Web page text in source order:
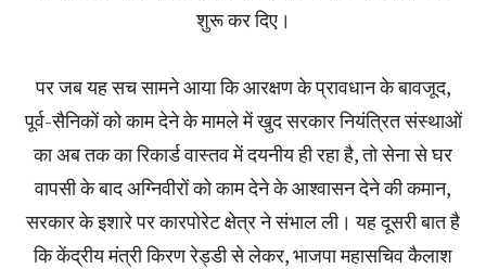
शुरू कर दिए।
पर जब यह सच सामने आया कि आरक्षण के प्रावधान के बावजूद,
पूर्व-सैनिकों को काम देने के मामले में खुद सरकार नियंत्रित संस्थाओं
का अब तक का रिकार्ड वास्तव में दयनीय ही रहा है, तो सेना से घर
वापसी के बाद अग्निवीरों को काम देने के आश्वासन देने की कमान,
सरकार के इशारे पर कारपोरेट क्षेत्र ने संभाल ली। यह दूसरी बात है
कि केंद्रीय मंत्री किरण रेड्डी से लेकर, भाजपा महासचिव कैलाश